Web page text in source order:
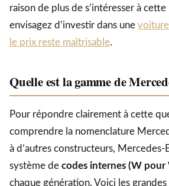
raison de plus de s’intéresser à
envisagez d’investir dans une
le prix reste maîtrisable.
Quelle est la gamme de
Pour répondre clairement à cette
comprendre la nomenclature
à d’autres constructeurs, Mercedes-
système de codes internes (W pour
chaque génération. Voici les